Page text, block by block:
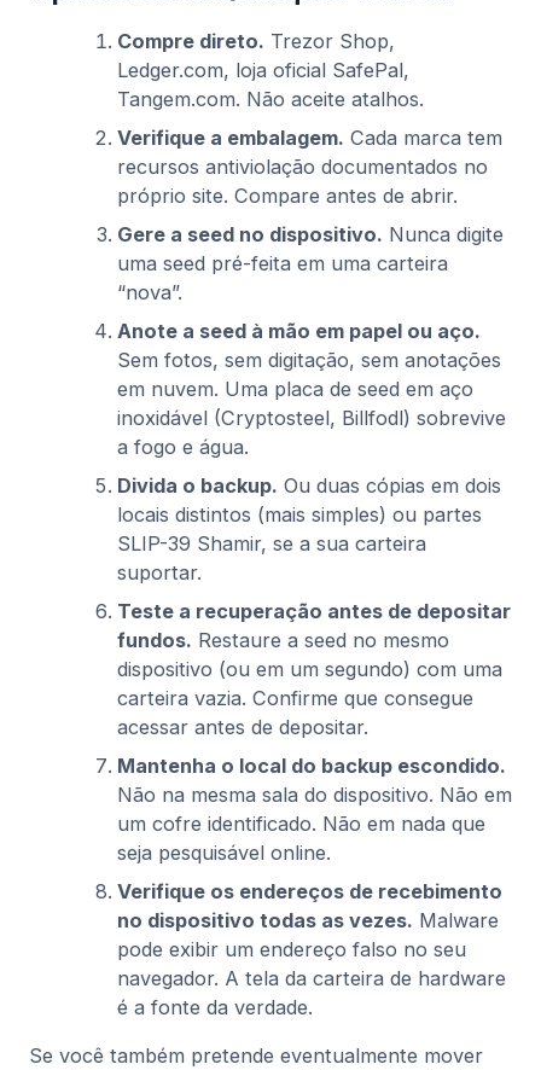
Compre direto. Trezor Shop,
Ledger.com, loja oficial SafePal,
Tangem.com. Não aceite atalhos.
Verifique a embalagem. Cada marca tem
recursos antiviolação documentados no
próprio site. Compare antes de abrir.
Gere a seed no dispositivo. Nunca digite
uma seed pré-feita em uma carteira
“nova”.
Anote a seed à mão em papel ou aço.
Sem fotos, sem digitação, sem anotações
em nuvem. Uma placa de seed em aço
inoxidável (Cryptosteel, Billfodl) sobrevive
a fogo e água.
Divida o backup. Ou duas cópias em dois
locais distintos (mais simples) ou partes
SLIP-39 Shamir, se a sua carteira
suportar.
Teste a recuperação antes de depositar
fundos. Restaure a seed no mesmo
dispositivo (ou em um segundo) com uma
carteira vazia. Confirme que consegue
acessar antes de depositar.
Mantenha o local do backup escondido.
Não na mesma sala do dispositivo. Não em
um cofre identificado. Não em nada que
seja pesquisável online.
Verifique os endereços de recebimento
no dispositivo todas as vezes. Malware
pode exibir um endereço falso no seu
navegador. A tela da carteira de hardware
é a fonte da verdade.
Se você também pretende eventualmente mover